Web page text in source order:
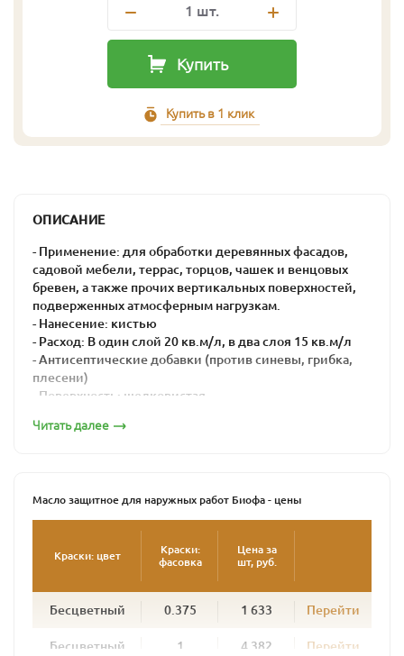
1 шт.
Купить
Купить в 1 клик
ОПИСАНИЕ
- Применение: для обработки деревянных фасадов,
садовой мебели, террас, торцов, чашек и венцовых
бревен, а также прочих вертикальных поверхностей,
подверженных атмосферным нагрузкам.
- Нанесение: кистью
- Расход: В один слой 20 кв.м/л, в два слоя 15 кв.м/л
- Антисептические добавки (против синевы, грибка,
плесени)
- Поверхность: шелковистая
поверхностей, подвергающихся интенсивной
атмосферной нагрузке: садовая мебель, беседки,
заборы, террасы, балки и лаги, венцы срубов. Масло
защитный слой. Подчеркивая структуру дерева, масло
придает поверхности полуглянцевый блеск.
Читать далее
Масло защитное для наружных работ Биофа - цены
Краски: цвет
Краски:
фасовка
Цена за
шт, руб.
Бесцветный 0.375 1 633 Перейти
Бесцветный 1 4 382 Перейти